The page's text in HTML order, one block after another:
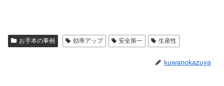
お手本の事例 効率アップ 安全第一 生産性
kuwanokazuya